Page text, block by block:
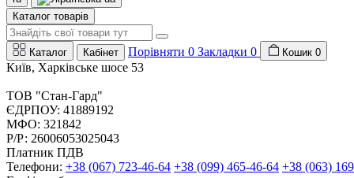
Каталог товарів
Каталог Кабінет Порівняти 0 Закладки 0 Кошик 0
Київ, Харківське шосе 53
ТОВ "Стан-Гард"
ЄДРПОУ: 41889192
МФО: 321842
Р/Р: 26006053025043
Платник ПДВ
Телефони: +38 (067) 723-46-64 +38 (099) 465-46-64 +38 (063)